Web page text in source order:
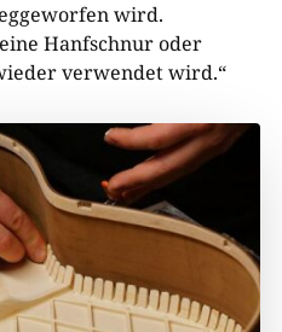
wird.
Hanfschnur oder
verwendet wird.“